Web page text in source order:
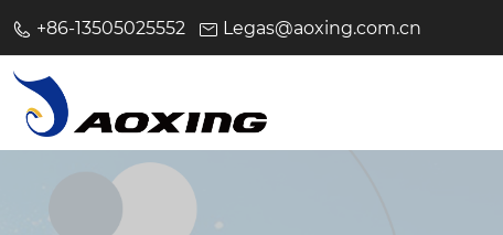
+86-13505025552 Legas@aoxing.com.cn